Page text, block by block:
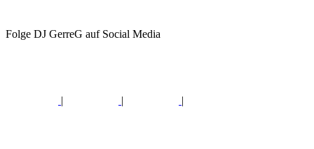
Folge DJ GerreG auf Social Media
| | |